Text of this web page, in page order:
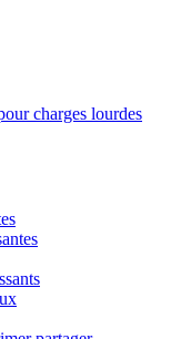
charges lourdes